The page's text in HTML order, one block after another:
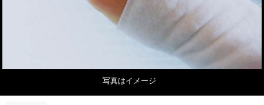
写真はイメージ